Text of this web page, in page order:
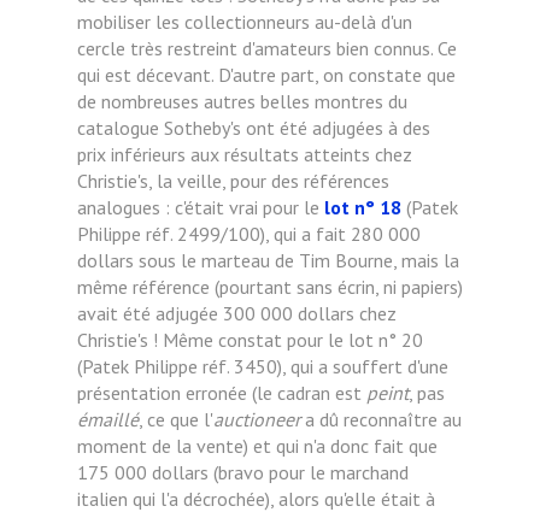
mobiliser les collectionneurs au-delà d'un
cercle très restreint d'amateurs bien connus. Ce
qui est décevant. D'autre part, on constate que
de nombreuses autres belles montres du
catalogue Sotheby's ont été adjugées à des
prix inférieurs aux résultats atteints chez
Christie's, la veille, pour des références
analogues : c'était vrai pour le lot n° 18 (Patek
Philippe réf. 2499/100), qui a fait 280 000
dollars sous le marteau de Tim Bourne, mais la
même référence (pourtant sans écrin, ni papiers)
avait été adjugée 300 000 dollars chez
Christie's ! Même constat pour le lot n° 20
(Patek Philippe réf. 3450), qui a souffert d'une
présentation erronée (le cadran est peint, pas
émaillé, ce que l'auctioneera dû reconnaître au
moment de la vente) et qui n'a donc fait que
175 000 dollars (bravo pour le marchand
italien qui l'a décrochée), alors qu'elle était à